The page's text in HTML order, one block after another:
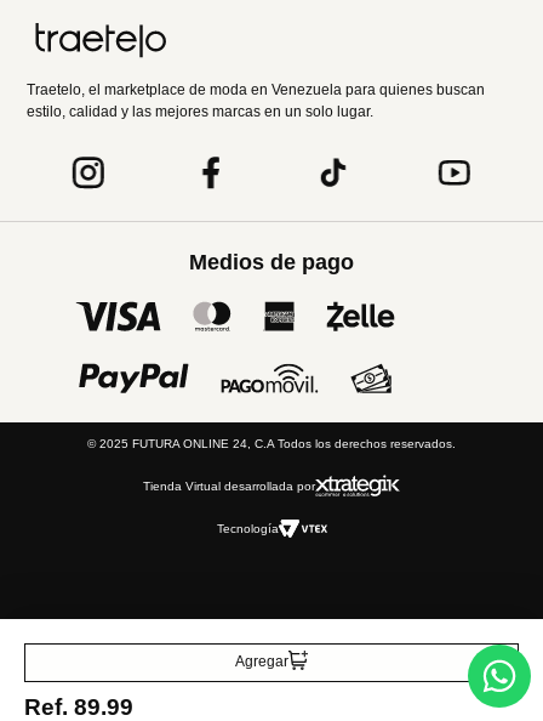
Agregar
Ref. 89.99
Traetelo, el marketplace de moda en Venezuela para quienes buscan
estilo, calidad y las mejores marcas en un solo lugar.
Medios de pago
© 2025 FUTURA ONLINE 24, C.A Todos los derechos reservados.
Tienda Virtual desarrollada por
Tecnología